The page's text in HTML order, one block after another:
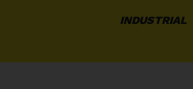
INDUSTRIAL